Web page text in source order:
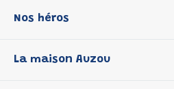
Nos héros
P'tit Loup
La maison Auzou